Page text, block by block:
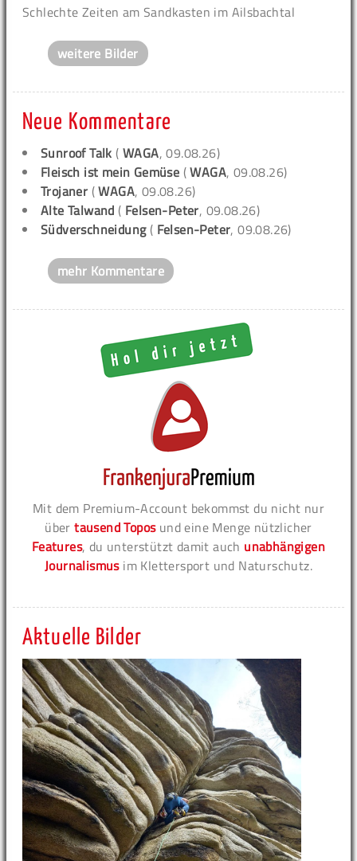
Schlechte Zeiten am Sandkasten im Ailsbachtal
weitere Bilder
Neue Kommentare
Sunroof Talk (WAGA, 09.08.26)
Fleisch ist mein Gemüse (WAGA, 09.08.26)
Trojaner (WAGA, 09.08.26)
Alte Talwand ( Felsen-Peter, 09.08.26)
Südverschneidung( Felsen-Peter, 09.08.26)
mehr Kommentare
Mit dem Premium-Account bekommst du nicht nur
übertausend Toposund eine Menge nützlicher
Features, du unterstützt damit auch unabhängigen
Journalismusim Klettersport und Naturschutz.
Aktuelle Bilder